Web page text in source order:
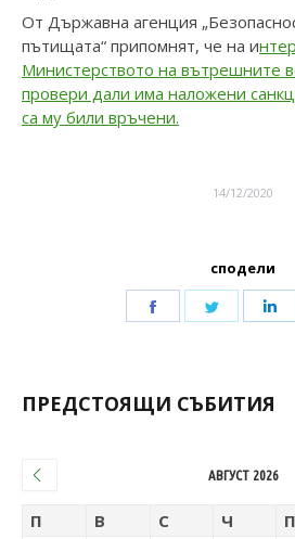
От Държавна агенция
пътищата“ припомнят, че на и
Министерството на вътрешните
провери дали има наложени
са му били връчени.
14/12/2020
сподели
ПРЕДСТОЯЩИ СЪБИТИЯ
АВГУСТ 2026
П В С Ч П